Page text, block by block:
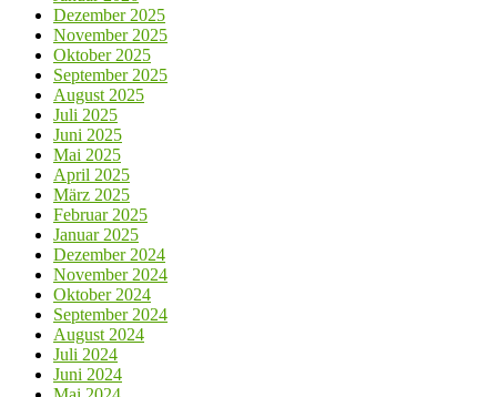
Dezember 2025
November 2025
Oktober 2025
September 2025
August 2025
Juli 2025
Juni 2025
Mai 2025
April 2025
März 2025
Februar 2025
Januar 2025
Dezember 2024
November 2024
Oktober 2024
September 2024
August 2024
Juli 2024
Juni 2024